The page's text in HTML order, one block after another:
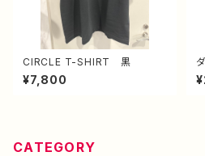
CIRCLE T-SHIRT 黒
¥7,800
CATEGORY